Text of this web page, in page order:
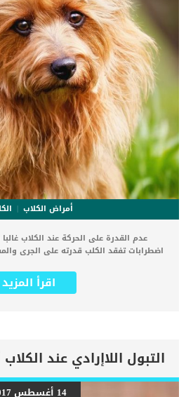
أمراض الكلاب
عدم القدرة على الحركة عند الكلاب
اضطرابات تفقد الكلب قدرته على الجرى
أو جزء من أجسامها. اقرأ ايضا: امراض
فى بعض الحالات تكون هذه الاصابات
فقدت قدرتها على الحركة عدة أعراض
بشكل صحيح, ومن ضمن هذه الاعراض:
التحكم في وظيفة المثانة أو الأمعاء
تقرحات الجلد تصلب المفاصل تحرق البول
اقرأ المزيد
14 أغسطس 2017